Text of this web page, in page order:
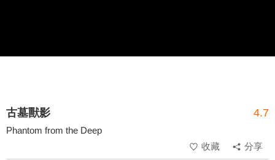
古墓獸影 4.7
Phantom from the Deep
收藏
分享